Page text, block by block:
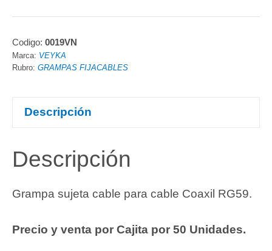
Codigo: 0019VN
Marca: VEYKA
Rubro: GRAMPAS FIJACABLES
Descripción
Descripción
Grampa sujeta cable para cable Coaxil RG59.
Precio y venta por Cajita por 50 Unidades.